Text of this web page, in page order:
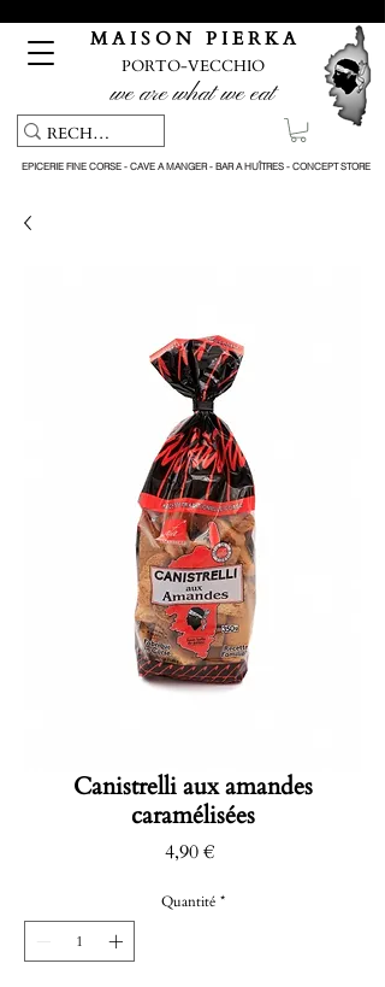
M A I S O N P I E R K A
PORTO-VECCHIO
we are what we eat
EPICERIE FINE CORSE - CAVE A MANGER - BAR A HUÎTRES - CONCEPT STORE
Canistrelli aux amandes
caramélisées
4,90 €Prix
Quantité *